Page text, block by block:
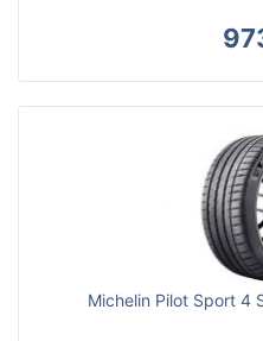
Michelin Pilot Sport 4